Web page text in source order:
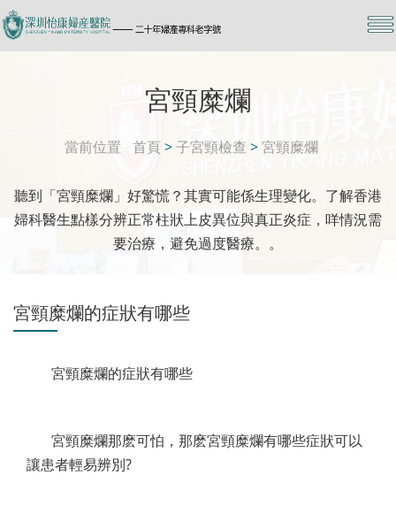
宮頸糜爛
當前位置 首頁 >子宮頸檢查 >宮頸糜爛
聽到「宮頸糜爛」好驚慌？其實可能係生理變化。了解香港
婦科醫生點樣分辨正常柱狀上皮異位與真正炎症，咩情況需
要治療，避免過度醫療。。
宮頸糜爛的症狀有哪些
宮頸糜爛的症狀有哪些
宮頸糜爛那麽可怕，那麽宮頸糜爛有哪些症狀可以
讓患者輕易辨別?